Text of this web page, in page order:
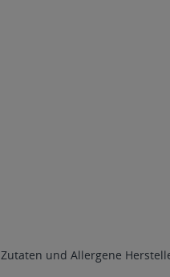
Zutaten und Allergene